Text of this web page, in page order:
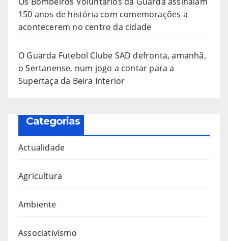
150 anos de história com comemorações a
acontecerem no centro da cidade
O Guarda Futebol Clube SAD defronta, amanhã,
o Sertanense, num jogo a contar para a
Supertaça da Beira Interior
Categorias
Actualidade
Agricultura
Ambiente
Associativismo